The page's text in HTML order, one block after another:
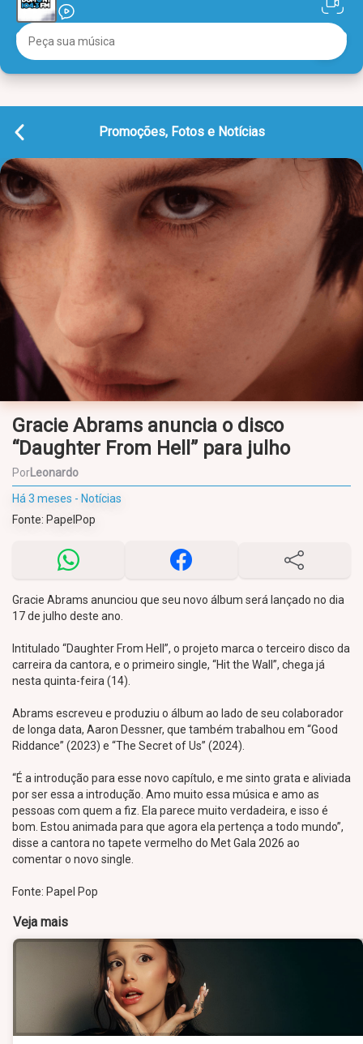
Promoções, Fotos e Notícias
Gracie Abrams anuncia o disco
“Daughter From Hell” para julho
PorLeonardo
Há 3 meses - Notícias
Fonte: PapelPop
Gracie Abrams anunciou que seu novo álbum será lançado no dia
17 de julho deste ano.
Intitulado “Daughter From Hell”, o projeto marca o terceiro disco da
carreira da cantora, e o primeiro single, “Hit the Wall”, chega já
nesta quinta-feira (14).
Abrams escreveu e produziu o álbum ao lado de seu colaborador
de longa data, Aaron Dessner, que também trabalhou em “Good
Riddance” (2023) e “The Secret of Us” (2024).
“É a introdução para esse novo capítulo, e me sinto grata e aliviada
por ser essa a introdução. Amo muito essa música e amo as
pessoas com quem a fiz. Ela parece muito verdadeira, e isso é
bom. Estou animada para que agora ela pertença a todo mundo”,
disse a cantora no tapete vermelho do Met Gala 2026 ao
comentar o novo single.
Fonte: Papel Pop
Veja mais